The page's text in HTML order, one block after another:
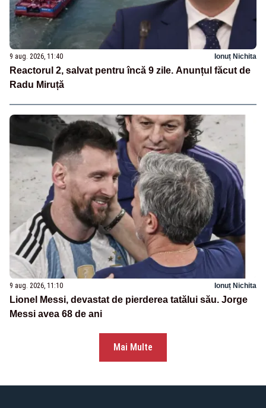
9 aug. 2026, 11:40 Ionuț Nichita
Reactorul 2, salvat pentru încă 9 zile. Anunțul făcut de
Radu Miruță
9 aug. 2026, 11:10 Ionuț Nichita
Lionel Messi, devastat de pierderea tatălui său. Jorge
Messi avea 68 de ani
Mai Multe